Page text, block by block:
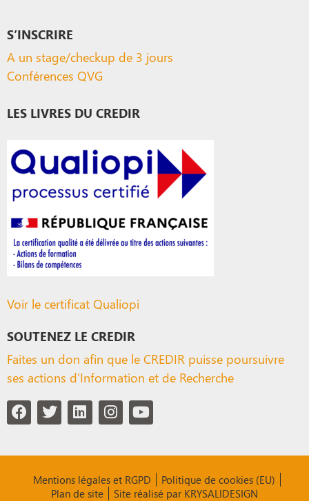
S’INSCRIRE
A un stage/checkup de 3 jours
Conférences QVG
LES LIVRES DU CREDIR
Voir le certificat Qualiopi
SOUTENEZ LE CREDIR
Faites un don afin que le CREDIR puisse poursuivre
ses actions d’Information et de Recherche
Mentions légales et RGPD
Politique de cookies (EU)
Plan de site
Site réalisé par KRYSALIDESIGN